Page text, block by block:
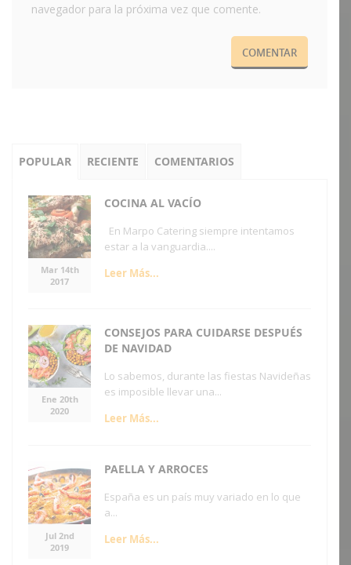
navegador para la próxima vez que comente.
POPULAR RECIENTE COMENTARIOS
Mar 14th
2017
COCINA AL VACÍO
En Marpo Catering siempre intentamos
estar a la vanguardia....
Leer Más...
Ene 20th
2020
CONSEJOS PARA CUIDARSE DESPUÉS
DE NAVIDAD
Lo sabemos, durante las fiestas Navideñas
es imposible llevar una...
Leer Más...
Jul 2nd
2019
PAELLA Y ARROCES
España es un país muy variado en lo que
a...
Leer Más...